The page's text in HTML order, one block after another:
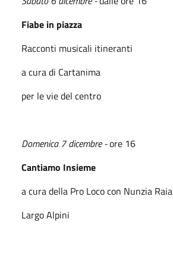
Fiabe in piazza
Racconti musicali itineranti
a cura di Cartanima
per le vie del centro
Domenica 7 dicembre -ore 16
Cantiamo Insieme
a cura della Pro Loco con Nunzia Raia
Largo Alpini